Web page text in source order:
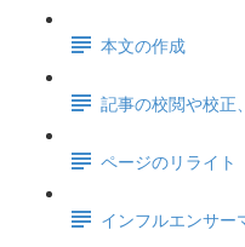
本文の作成
記事の校閲や校正
ページのリライト
インフルエンサー